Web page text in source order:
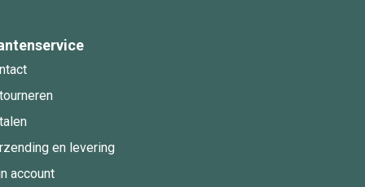
en levering
account